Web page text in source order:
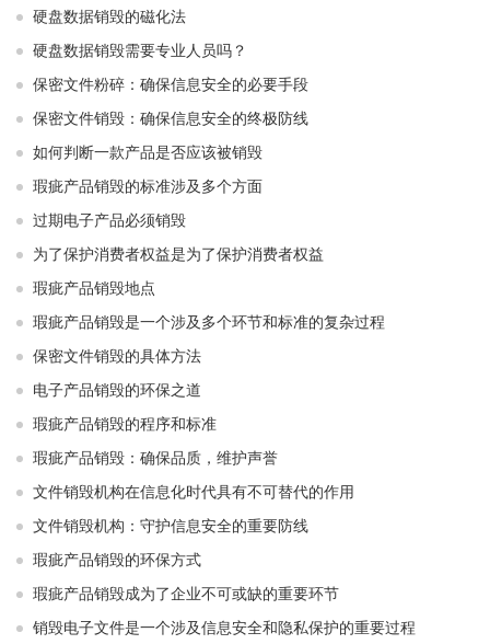
硬盘数据销毁的磁化法
硬盘数据销毁需要专业人员吗？
保密文件粉碎：确保信息安全的必要手段
保密文件销毁：确保信息安全的终极防线
如何判断一款产品是否应该被销毁
瑕疵产品销毁的标准涉及多个方面
过期电子产品必须销毁
为了保护消费者权益是为了保护消费者权益
瑕疵产品销毁地点
瑕疵产品销毁是一个涉及多个环节和标准的复杂过程
保密文件销毁的具体方法
电子产品销毁的环保之道
瑕疵产品销毁的程序和标准
瑕疵产品销毁：确保品质，维护声誉
文件销毁机构在信息化时代具有不可替代的作用
文件销毁机构：守护信息安全的重要防线
瑕疵产品销毁的环保方式
瑕疵产品销毁成为了企业不可或缺的重要环节
销毁电子文件是一个涉及信息安全和隐私保护的重要过程